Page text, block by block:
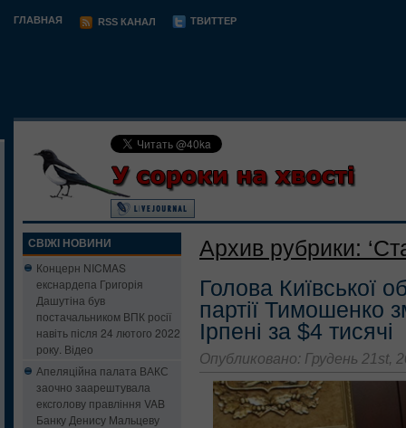
ГЛАВНАЯ RSS КАНАЛ ТВИТТЕР
СВІЖІ НОВИНИ
Концерн NICMAS
екснардепа Григорія
Дашутіна був
постачальником ВПК росії
навіть після 24 лютого 2022
року. Відео
Апеляційна палата ВАКС
заочно заарештувала
ексголову правління VAB
Банку Денису Мальцеву
Архив рубрики:
Голова Київської
партії Тимошенко
Ірпені за $4 тисячі
Опубликовано: Грудень 21st,